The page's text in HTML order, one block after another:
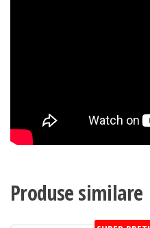
Produse similare